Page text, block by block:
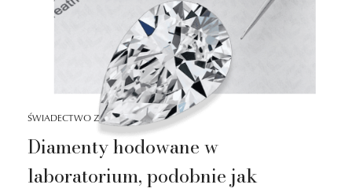
ŚWIADECTWO ZAUFANIA
Diamenty hodowane w
laboratorium, podobnie jak